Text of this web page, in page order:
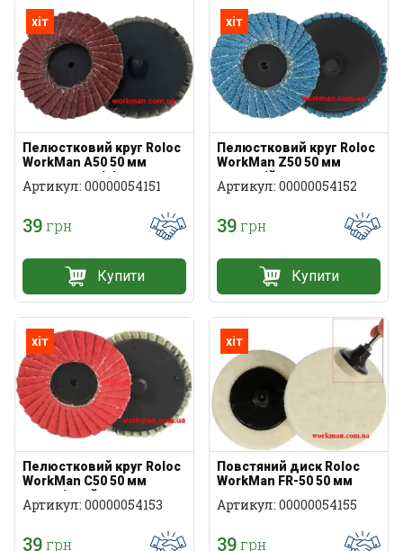
хіт
Пелюстковий круг Roloc
WorkMan A50 50 мм
оксид алюмінію
Артикул: 00000054151
39грн
Купити
хіт
Пелюстковий круг Roloc
WorkMan Z50 50 мм
цирконій
Артикул: 00000054152
39грн
Купити
хіт
Пелюстковий круг Roloc
WorkMan C50 50 мм
керамічний
Артикул: 00000054153
39грн
хіт
Повстяний диск Roloc
WorkMan FR-50 50 мм
Артикул: 00000054155
39грн